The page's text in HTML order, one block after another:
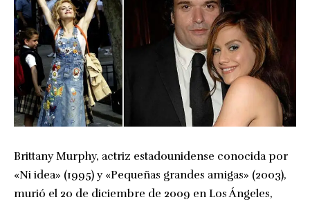
Brittany Murphy, actriz estadounidense conocida por
«Ni idea» (1995) y «Pequeñas grandes amigas» (2003),
murió el 20 de diciembre de 2009 en Los Ángeles,